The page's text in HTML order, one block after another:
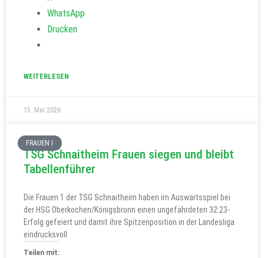
WhatsApp
Drucken
WEITERLESEN
15. Mai 2026
FRAUEN I
TSG Schnaitheim Frauen siegen und bleibt
Tabellenführer
Die Frauen 1 der TSG Schnaitheim haben im Auswärtsspiel bei
der HSG Oberkochen/Königsbronn einen ungefährdeten 32:23-
Erfolg gefeiert und damit ihre Spitzenposition in der Landesliga
eindrucksvoll
Teilen mit: